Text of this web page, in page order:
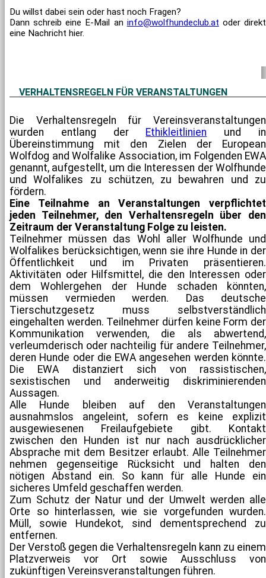
Du willst dabei sein oder hast noch Fragen?
Dann schreib eine E-Mail an info@wolfhundeclub.at oder direkt
eine Nachricht hier.
VERHALTENSREGELN FÜR VERANSTALTUNGEN
Die Verhaltensregeln für Vereinsveranstaltungen
wurden entlang der Ethikleitlinien und in
Übereinstimmung mit den Zielen der European
Wolfdog and Wolfalike Association, im Folgenden EWA
genannt, aufgestellt, um die Interessen der Wolfhunde
und Wolfalikes zu schützen, zu bewahren und zu
fördern.
Eine Teilnahme an Veranstaltungen verpflichtet
jeden Teilnehmer, den Verhaltensregeln über den
Zeitraum der Veranstaltung Folge zu leisten.
Teilnehmer müssen das Wohl aller Wolfhunde und
Wolfalikes berücksichtigen, wenn sie ihre Hunde in der
Öffentlichkeit und im Privaten präsentieren.
Aktivitäten oder Hilfsmittel, die den Interessen oder
dem Wohlergehen der Hunde schaden könnten,
müssen vermieden werden. Das deutsche
Tierschutzgesetz muss selbstverständlich
eingehalten werden. Teilnehmer dürfen keine Form der
Kommunikation verwenden, die als abwertend,
verleumderisch oder nachteilig für andere Teilnehmer,
deren Hunde oder die EWA angesehen werden könnte.
Die EWA distanziert sich von rassistischen,
sexistischen und anderweitig diskriminierenden
Aussagen.
Alle Hunde bleiben auf den Veranstaltungen
ausnahmslos angeleint, sofern es keine explizit
ausgewiesenen Freilaufgebiete gibt. Kontakt
zwischen den Hunden ist nur nach ausdrücklicher
Absprache mit dem Besitzer erlaubt. Alle Teilnehmer
nehmen gegenseitige Rücksicht und halten den
nötigen Abstand ein. So kann für alle Hunde ein
sicheres Umfeld geschaffen werden.
Zum Schutz der Natur und der Umwelt werden alle
Orte so hinterlassen, wie sie vorgefunden wurden.
Müll, sowie Hundekot, sind dementsprechend zu
entfernen.
Der Verstoß gegen die Verhaltensregeln kann zu einem
Platzverweis vor Ort sowie Ausschluss von
zukünftigen Vereinsveranstaltungen führen.